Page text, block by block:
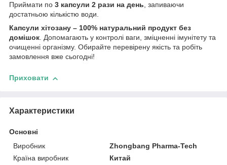
Приймати по 3 капсули 2 рази на день , запиваючи
достатньою кількістю води.
Капсули хітозану – 100% натуральний продукт без
домішок . Допомагають у контролі ваги, зміцненні імунітету та
очищенні організму. Обирайте перевірену якість та робіть
замовлення вже сьогодні!
Приховати
Характеристики
Основні
Виробник
Zhongbang Pharma-Tech
Країна виробник
Китай